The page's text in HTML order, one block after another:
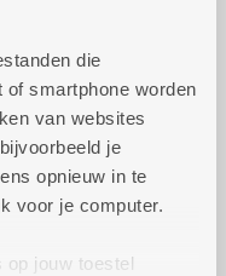
die
smartphone worden
van websites
je
opnieuw in te
voor je computer.
op jouw toestel
uur tot 16.30 uur
vervoer